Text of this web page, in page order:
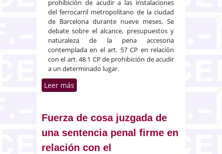
prohibición de acudir a las instalaciones
del ferrocarril metropolitano de la ciudad
de Barcelona durante nueve meses. Se
debate sobre el alcance, presupuestos y
naturaleza de la pena accesoria
contemplada en el art. 57 CP en relación
con el art. 48.1 CP de prohibición de acudir
a un determinado lugar.
Leer más
a condenados por hurto en sus
instalaciones
Fuerza de cosa juzgada de
una sentencia penal firme en
relación con el